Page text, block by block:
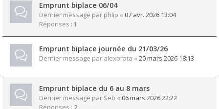
Emprunt biplace 06/04
Dernier message par phlip « 07 avr. 2026 13:04
Réponses : 1
Emprunt biplace journée du 21/03/26
Dernier message par alexbrata « 20 mars 2026 18:13
Emprunt biplace du 6 au 8 mars
Dernier message par Seb « 06 mars 2026 22:22
Réponses : 2